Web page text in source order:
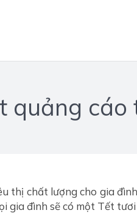
quảng cáo
thị chất lượng cho gia
gia đình sẽ có một Tết